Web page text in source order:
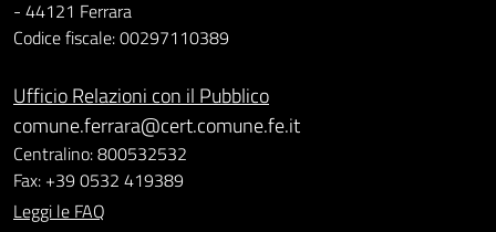
- 44121 Ferrara
Codice fiscale: 00297110389
Ufficio Relazioni con il Pubblico
comune.ferrara@cert.comune.fe.it
Centralino: 800532532
Fax: +39 0532 419389
Leggi le FAQ